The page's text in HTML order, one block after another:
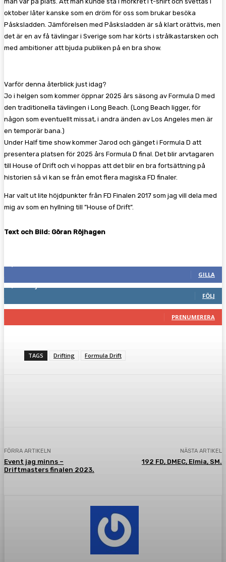
oktober låter kanske som en dröm för oss som brukar besöka
Påsksladden. Jämförelsen med Påsksladden är så klart orättvis, men
det är en av få tävlingar i Sverige som har körts i strålkastarsken och
med ambitioner att bjuda publiken på en bra show.
Varför denna återblick just idag?
Jo i helgen som kommer öppnar 2025 års säsong av Formula D med
den traditionella tävlingen i Long Beach. (Long Beach ligger, för
någon som eventuellt missat, i andra änden av Los Angeles men är
en temporär bana.)
Under Half time show kommer Jarod och gänget i Formula D att
presentera platsen för 2025 års Formula D final. Det blir arvtagaren
till House of Drift och vi hoppas att det blir en bra fortsättning på
historien så vi kan se från emot flera magiska FD finaler.
Har valt ut lite höjdpunkter från FD Finalen 2017 som jag vill dela med
mig av som en hyllning till ”House of Drift”.
Text och Bild: Göran Röjhagen
GILLA
FÖLJ
PRENUMERERA
TAGS Drifting Formula Drift
FÖRRA ARTIKELN
Event jag minns –
Driftmasters finalen 2023.
NÄSTA ARTIKEL
192 FD, DMEC, Elmia, SM.